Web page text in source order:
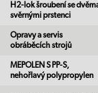
H2-lok šroubení se
svěrnými prstenci
Opravy a servis
obráběcích strojů
MEPOLEN S PP-S,
nehořlavý polypropylen